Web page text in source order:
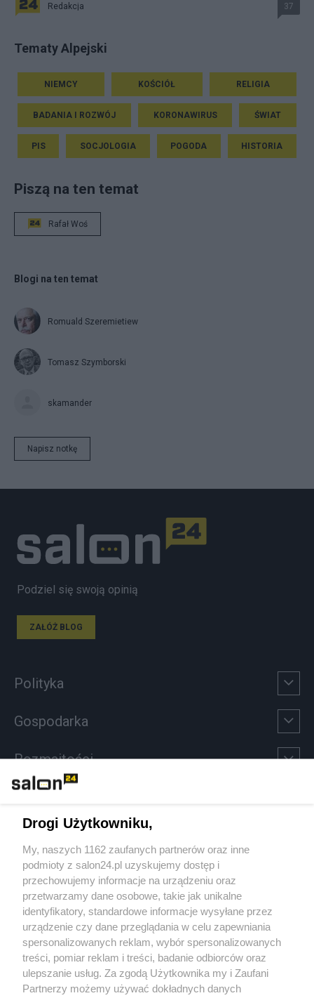
Redakcja 37
Tematy Alpejski
NIEMCY KOŚCIÓŁ RELIGIA
BADANIA I ROZWÓJ KORONAWIRUS ŚWIAT
PIS SOCJOLOGIA POGODA HISTORIA
Piszą na ten temat
Rafał Woś
Blogi na ten temat
Romuald Szeremietiew
Tomasz Szymborski
skamander
Napisz notkę
Podziel się swoją opinią
ZAŁÓŻ BLOG
Polityka
Gospodarka
Rozmaitości
Sport
Społeczeństwo
Kultura
X Facebook Instagram Youtube
Drogi Użytkowniku,
My, naszych 1162 zaufanych partnerów oraz inne
podmioty z salon24.pl uzyskujemy dostęp i
przechowujemy informacje na urządzeniu oraz
przetwarzamy dane osobowe, takie jak unikalne
identyfikatory, standardowe informacje wysyłane przez
urządzenie czy dane przeglądania w celu zapewniania
spersonalizowanych reklam, wybór spersonalizowanych
treści, pomiar reklam i treści, badanie odbiorców oraz
ulepszanie usług. Za zgodą Użytkownika my i Zaufani
Partnerzy możemy używać dokładnych danych